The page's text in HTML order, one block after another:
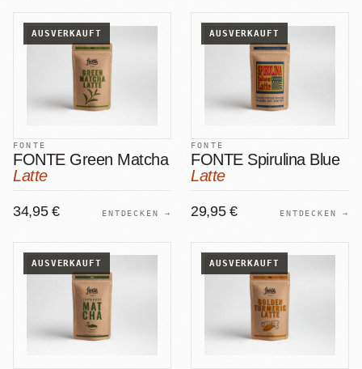
AUSVERKAUFT
FONTE
FONTE Green Matcha
Latte
34,95 € ENTDECKEN →
AUSVERKAUFT
FONTE
FONTE Spirulina Blue
Latte
29,95 € ENTDECKEN →
AUSVERKAUFT AUSVERKAUFT